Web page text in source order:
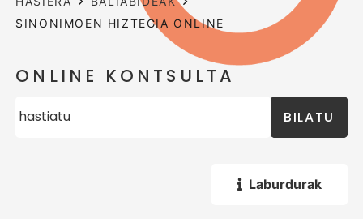
SINONIMOEN HIZTEGIA ONLINE
ONLINE KONTSULTA
BILATU
Laburdurak